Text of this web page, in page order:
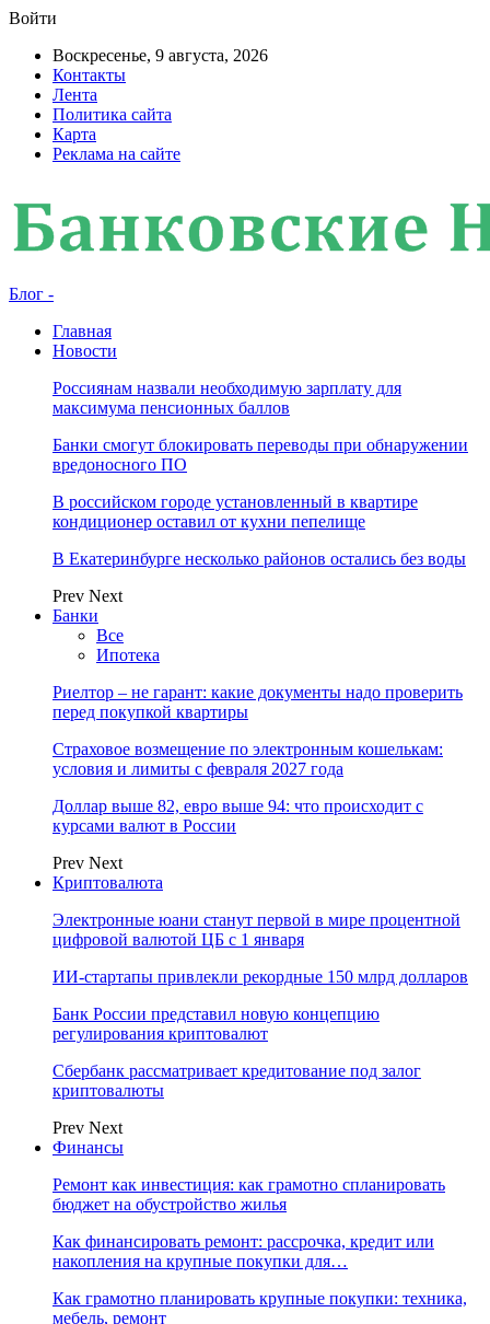
Войти
Воскресенье, 9 августа, 2026
Контакты
Лента
Политика сайта
Карта
Реклама на сайте
Блог -
Главная
Новости
Россиянам назвали необходимую зарплату для
максимума пенсионных баллов
Банки смогут блокировать переводы при обнаружении
вредоносного ПО
В российском городе установленный в квартире
кондиционер оставил от кухни пепелище
В Екатеринбурге несколько районов остались без воды
Prev Next
Банки
Все
Ипотека
Риелтор – не гарант: какие документы надо проверить
перед покупкой квартиры
Страховое возмещение по электронным кошелькам:
условия и лимиты с февраля 2027 года
Доллар выше 82, евро выше 94: что происходит с
курсами валют в России
Prev Next
Криптовалюта
Электронные юани станут первой в мире процентной
цифровой валютой ЦБ с 1 января
ИИ-стартапы привлекли рекордные 150 млрд долларов
Банк России представил новую концепцию
регулирования криптовалют
Сбербанк рассматривает кредитование под залог
криптовалюты
Prev Next
Финансы
Ремонт как инвестиция: как грамотно спланировать
бюджет на обустройство жилья
Как финансировать ремонт: рассрочка, кредит или
накопления на крупные покупки для…
Как грамотно планировать крупные покупки: техника,
мебель, ремонт